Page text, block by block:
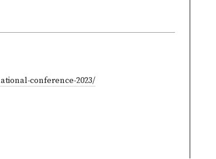
conference-2023/